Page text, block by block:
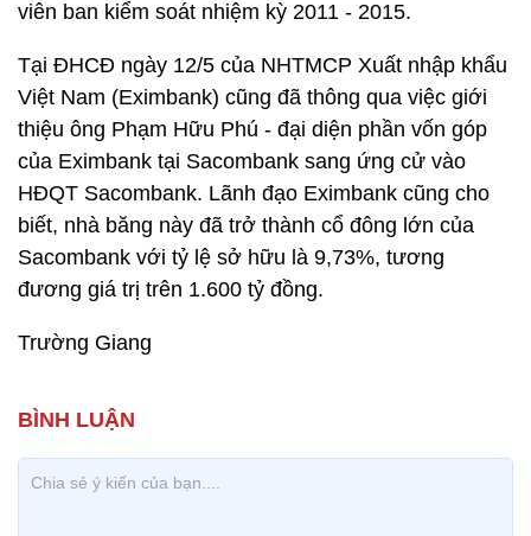
viên ban kiểm soát nhiệm kỳ 2011 - 2015.
Tại ĐHCĐ ngày 12/5 của NHTMCP Xuất nhập khẩu
Việt Nam (Eximbank) cũng đã thông qua việc giới
thiệu ông Phạm Hữu Phú - đại diện phần vốn góp
của Eximbank tại Sacombank sang ứng cử vào
HĐQT Sacombank. Lãnh đạo Eximbank cũng cho
biết, nhà băng này đã trở thành cổ đông lớn của
Sacombank với tỷ lệ sở hữu là 9,73%, tương
đương giá trị trên 1.600 tỷ đồng.
Trường Giang